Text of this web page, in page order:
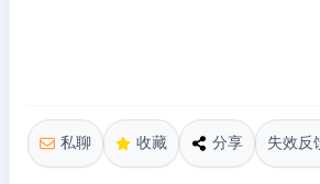
私聊 收藏 分享 失效反